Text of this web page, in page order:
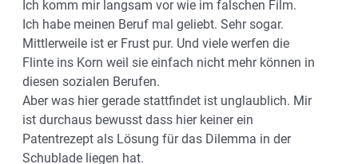
Ich komm mir langsam vor wie im falschen Film.
Ich habe meinen Beruf mal geliebt. Sehr sogar.
Mittlerweile ist er Frust pur. Und viele werfen die
Flinte ins Korn weil sie einfach nicht mehr können in
diesen sozialen Berufen.
Aber was hier gerade stattfindet ist unglaublich. Mir
ist durchaus bewusst dass hier keiner ein
Patentrezept als Lösung für das Dilemma in der
Schublade liegen hat.